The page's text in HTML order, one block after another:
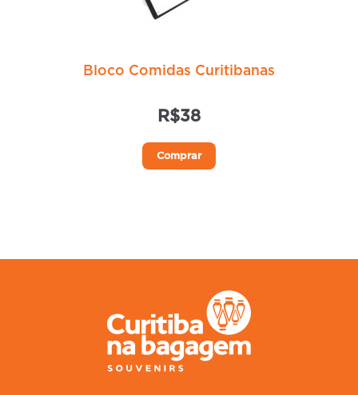
Bloco Comidas Curitibanas
R$38
Comprar